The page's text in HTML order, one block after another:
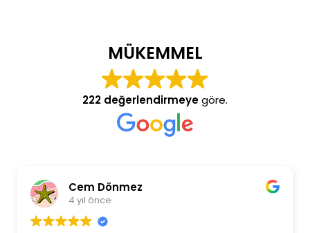
MÜKEMMEL
222 değerlendirmeyegöre.
Cem Dönmez
4 yıl önce